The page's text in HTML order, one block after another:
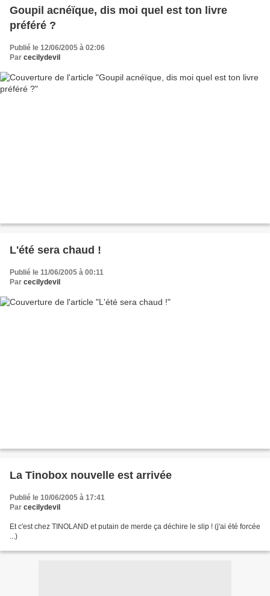
Goupil acnéïque, dis moi quel est ton livre
préféré ?
Publié le 12/06/2005 à 02:06
Par cecilydevil
L'été sera chaud !
Publié le 11/06/2005 à 00:11
Par cecilydevil
La Tinobox nouvelle est arrivée
Publié le 10/06/2005 à 17:41
Par cecilydevil
Et c'est chez TINOLAND et putain de merde ça déchire le slip ! (j'ai été forcée
...)